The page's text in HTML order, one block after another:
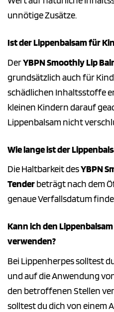
unnötige Zusätze.
Ist der Lippenbalsam für
DerYBPN Smoothly Lip
grundsätzlich auch für
schädlichen Inhaltsstoffe
kleinen Kindern darauf
Lippenbalsam nicht
Wie lange ist der
Die Haltbarkeit desYBPN
Tenderbeträgt nach dem
genaue Verfallsdatum
Kann ich den
verwenden?
Bei Lippenherpes solltest
und auf die Anwendung
den betroffenen Stellen
solltest du dich von einem